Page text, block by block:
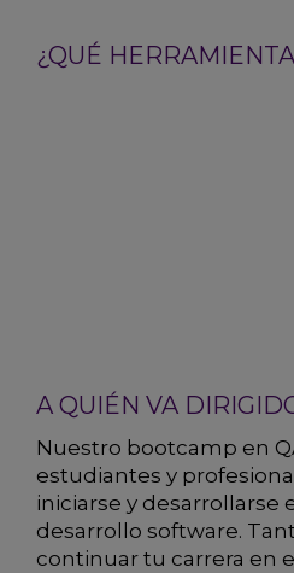
¿QUÉ
A QUIÉN VA
Nuestro bootcamp en
estudiantes y
iniciarse y desarrollarse
desarrollo software.
continuar tu carrera en